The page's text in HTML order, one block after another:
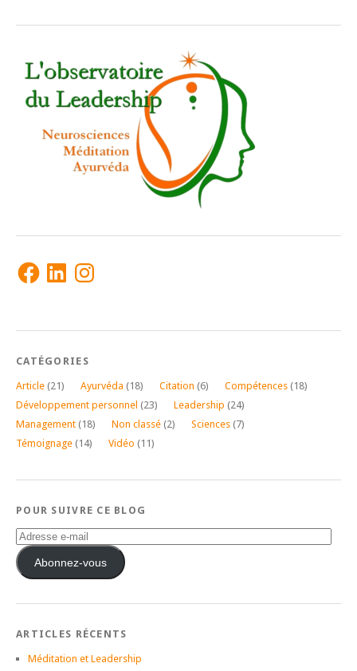
FacebookLinkedInInstagram
CATÉGORIES
Article (21) Ayurvéda (18) Citation (6) Compétences (18)
Développement personnel (23) Leadership (24)
Management (18) Non classé (2) Sciences (7)
Témoignage (14) Vidéo (11)
POUR SUIVRE CE BLOG
Adresse
e-
mail Abonnez-vous
ARTICLES RÉCENTS
Méditation et Leadership